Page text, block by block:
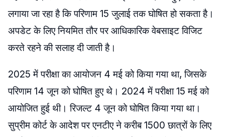
लगाया जा रहा है कि परिणाम 15 जुलाई तक घोषित हो सकता है।
अपडेट के लिए नियमित तौर पर आधिकारिक वेबसाइट विजिट
करते रहने की सलाह दी जाती है।
2025 में परीक्षा का आयोजन 4 मई को किया गया था, जिसके
परिणाम 14 जून को घोषित हुए थे। 2024 में परीक्षा 15 मई को
आयोजित हुई थी। रिजल्ट 4 जून को घोषित किया गया था।
सुप्रीम कोर्ट के आदेश पर एनटीए ने करीब 1500 छात्रों के लिए